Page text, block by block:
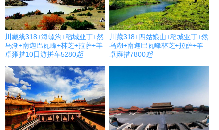
川藏线318+海螺沟+稻城亚丁+然
乌湖+南迦巴瓦峰+林芝+拉萨+羊
卓雍措10日游拼车5280起
川藏318+四姑娘山+稻城亚丁+然
乌湖+南迦巴瓦峰林芝+拉萨+羊
卓雍措7800起